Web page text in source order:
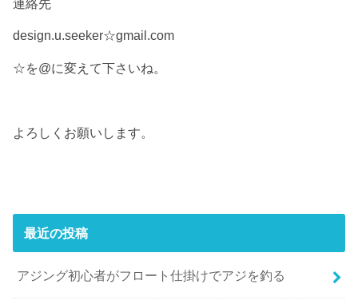
連絡先
design.u.seeker☆gmail.com
☆を@に変えて下さいね。
よろしくお願いします。
最近の投稿
アジング初心者がフロート仕掛けでアジを釣る